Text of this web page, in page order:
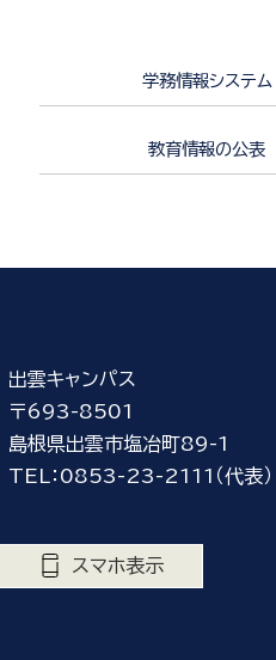
学務情報システム
教育情報の公表
出雲キャンパス
〒693-8501
島根県出雲市塩冶町89-1
TEL：0853-23-2111（代表）
スマホ表示